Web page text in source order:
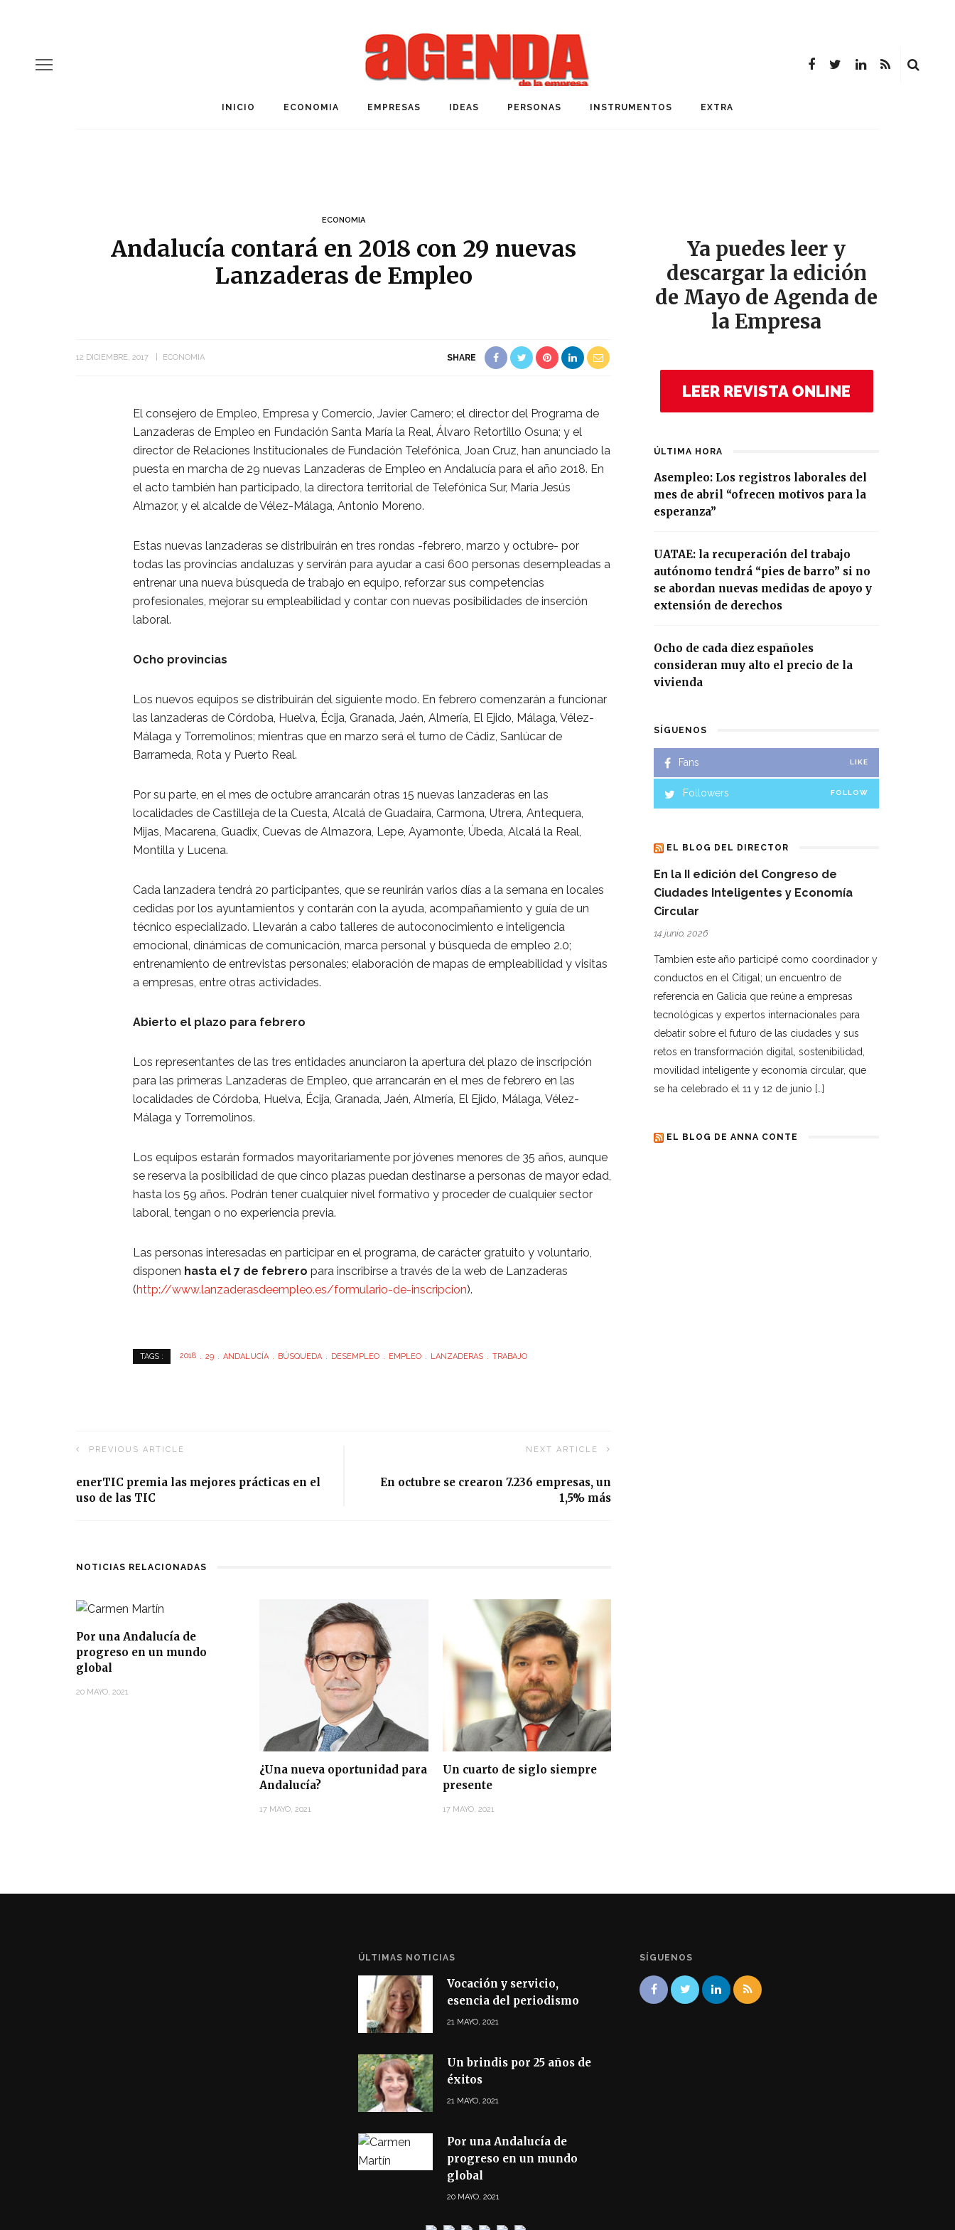
INICIO ECONOMIA EMPRESAS IDEAS PERSONAS INSTRUMENTOS EXTRA
ECONOMIA
Andalucía contará en 2018 con 29 nuevas
Lanzaderas de Empleo
12 DICIEMBRE, 2017 ECONOMIA SHARE
El consejero de Empleo, Empresa y Comercio, Javier Carnero; el director del Programa de
Lanzaderas de Empleo en Fundación Santa María la Real, Álvaro Retortillo Osuna; y el
director de Relaciones Institucionales de Fundación Telefónica, Joan Cruz, han anunciado la
puesta en marcha de 29 nuevas Lanzaderas de Empleo en Andalucía para el año 2018. En
el acto también han participado, la directora territorial de Telefónica Sur, María Jesús
Almazor, y el alcalde de Vélez-Málaga, Antonio Moreno.
Estas nuevas lanzaderas se distribuirán en tres rondas -febrero, marzo y octubre- por
todas las provincias andaluzas y servirán para ayudar a casi 600 personas desempleadas a
entrenar una nueva búsqueda de trabajo en equipo, reforzar sus competencias
profesionales, mejorar su empleabilidad y contar con nuevas posibilidades de inserción
laboral.
Ocho provincias
Los nuevos equipos se distribuirán del siguiente modo. En febrero comenzarán a funcionar
las lanzaderas de Córdoba, Huelva, Écija, Granada, Jaén, Almería, El Ejido, Málaga, Vélez-
Málaga y Torremolinos; mientras que en marzo será el turno de Cádiz, Sanlúcar de
Barrameda, Rota y Puerto Real.
Por su parte, en el mes de octubre arrancarán otras 15 nuevas lanzaderas en las
localidades de Castilleja de la Cuesta, Alcalá de Guadaíra, Carmona, Utrera, Antequera,
Mijas, Macarena, Guadix, Cuevas de Almazora, Lepe, Ayamonte, Úbeda, Alcalá la Real,
Montilla y Lucena.
Cada lanzadera tendrá 20 participantes, que se reunirán varios días a la semana en locales
cedidas por los ayuntamientos y contarán con la ayuda, acompañamiento y guía de un
técnico especializado. Llevarán a cabo talleres de autoconocimiento e inteligencia
emocional, dinámicas de comunicación, marca personal y búsqueda de empleo 2.0;
entrenamiento de entrevistas personales; elaboración de mapas de empleabilidad y visitas
a empresas, entre otras actividades.
Abierto el plazo para febrero
Los representantes de las tres entidades anunciaron la apertura del plazo de inscripción
para las primeras Lanzaderas de Empleo, que arrancarán en el mes de febrero en las
localidades de Córdoba, Huelva, Écija, Granada, Jaén, Almería, El Ejido, Málaga, Vélez-
Málaga y Torremolinos.
Los equipos estarán formados mayoritariamente por jóvenes menores de 35 años, aunque
se reserva la posibilidad de que cinco plazas puedan destinarse a personas de mayor edad,
hasta los 59 años. Podrán tener cualquier nivel formativo y proceder de cualquier sector
laboral, tengan o no experiencia previa.
Las personas interesadas en participar en el programa, de carácter gratuito y voluntario,
disponen hasta el 7 de febrero para inscribirse a través de la web de Lanzaderas
(http://www.lanzaderasdeempleo.es/formulario-de-inscripcion).
TAGS : 2018 29 ANDALUCÍA BÚSQUEDA DESEMPLEO EMPLEO LANZADERAS TRABAJO
PREVIOUS ARTICLE
enerTIC premia las mejores prácticas en el
uso de las TIC
NEXT ARTICLE
En octubre se crearon 7.236 empresas, un
1,5% más
NOTICIAS RELACIONADAS
Por una Andalucía de
progreso en un mundo
global
20 MAYO, 2021
¿Una nueva oportunidad para
Andalucía?
17 MAYO, 2021
Un cuarto de siglo siempre
presente
17 MAYO, 2021
Ya puedes leer y
descargar la edición
de Mayo de Agenda de
la Empresa
LEER REVISTA ONLINE
ÚLTIMA HORA
Asempleo: Los registros laborales del
mes de abril “ofrecen motivos para la
esperanza”
UATAE: la recuperación del trabajo
autónomo tendrá “pies de barro” si no
se abordan nuevas medidas de apoyo y
extensión de derechos
Ocho de cada diez españoles
consideran muy alto el precio de la
vivienda
SÍGUENOS
Fans LIKE
Followers FOLLOW
EL BLOG DEL DIRECTOR
En la II edición del Congreso de
Ciudades Inteligentes y Economía
Circular
14 junio, 2026
Tambien este año participé como coordinador y
conductos en el Citigal; un encuentro de
referencia en Galicia que reúne a empresas
tecnológicas y expertos internacionales para
debatir sobre el futuro de las ciudades y sus
retos en transformación digital, sostenibilidad,
movilidad inteligente y economía circular, que
se ha celebrado el 11 y 12 de junio […]
EL BLOG DE ANNA CONTE
ÚLTIMAS NOTICIAS
Vocación y servicio,
esencia del periodismo
21 MAYO, 2021
Un brindis por 25 años de
éxitos
21 MAYO, 2021
Por una Andalucía de
progreso en un mundo
global
20 MAYO, 2021
SÍGUENOS